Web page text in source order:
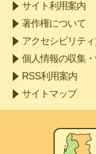
サイト利用案内
著作権について
アクセシビリテ
個人情報の収集
RSS利用案内
サイトマップ